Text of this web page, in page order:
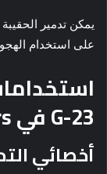
على استخدام
G-23 في Helldivers
أخصائي